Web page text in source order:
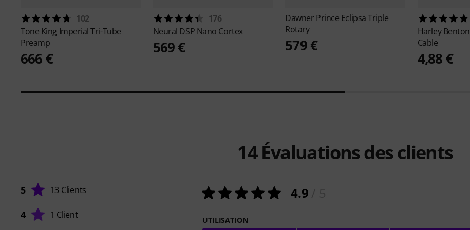
102
Tone King Imperial Tri-Tube
Preamp
666 €
176
Neural DSP Nano Cortex
569 €
Dawner Prince Eclipsa Triple
Rotary
579 €
Harley Benton
Cable
4,88 €
14Évaluations des clients
5 13 Clients
4 1 Client
4.9
UTILISATION